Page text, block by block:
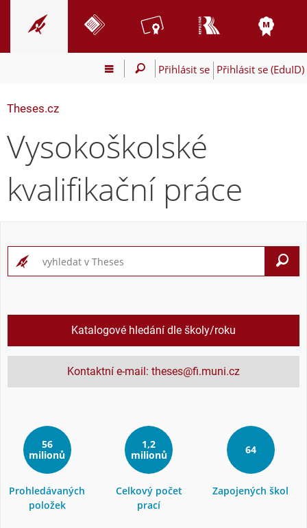
Přihlásit se Přihlásit se (EduID)
Theses.cz
Vysokoškolské
kvalifikační práce
Katalogové hledání dle školy/roku
Kontaktní e-mail: theses@fi.muni.cz
56
milionů
Prohledávaných
položek
1,2
milionů
Celkový počet
prací
64
Zapojených škol